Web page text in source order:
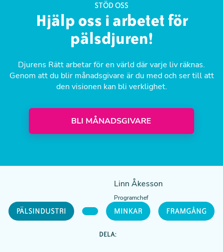
STÖD OSS
Hjälp oss i arbetet för
pälsdjuren!
Djurens Rätt arbetar för en värld där varje liv räknas.
Genom att du blir månadsgivare är du med och ser till att
den visionen kan bli verklighet.
BLI MÅNADSGIVARE
Linn Åkesson
Programchef
PÄLSINDUSTRI MINKAR FRAMGÅNG
DELA: